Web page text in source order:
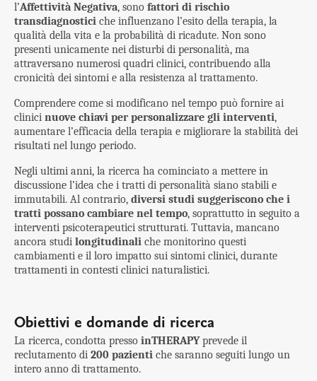
l’Affettività Negativa, sono fattori di rischio
transdiagnostici che influenzano l’esito della terapia, la
qualità della vita e la probabilità di ricadute. Non sono
presenti unicamente nei disturbi di personalità, ma
attraversano numerosi quadri clinici, contribuendo alla
cronicità dei sintomi e alla resistenza al trattamento.
Comprendere come si modificano nel tempo può fornire ai
clinici nuove chiavi per personalizzare gli interventi,
aumentare l’efficacia della terapia e migliorare la stabilità dei
risultati nel lungo periodo.
Negli ultimi anni, la ricerca ha cominciato a mettere in
discussione l’idea che i tratti di personalità siano stabili e
immutabili. Al contrario, diversi studi suggeriscono che i
tratti possano cambiare nel tempo, soprattutto in seguito a
interventi psicoterapeutici strutturati. Tuttavia, mancano
ancora studi longitudinali che monitorino questi
cambiamenti e il loro impatto sui sintomi clinici, durante
trattamenti in contesti clinici naturalistici.
Obiettivi e domande di ricerca
La ricerca, condotta presso inTHERAPYprevede il
reclutamento di 200 pazienti che saranno seguiti lungo un
intero anno di trattamento.